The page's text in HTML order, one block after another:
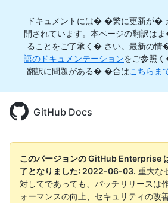
ドキュメントには� �繁に更新が�
開されています。本ページの翻訳は
ることをご了承く� さい。最新の情
語のドキュメンテーションをご参照
翻訳に問題がある� �合はこちらま
GitHub Docs
このバージョンの GitHub Enterprise
了となりました: 2022-06-03. 重大な
対してであっても、パッチリリースは
ォーマンスの向上、セキュリティの改